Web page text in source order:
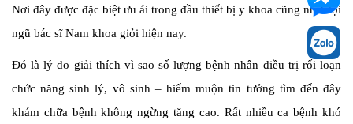
Nơi đây được đặc biệt ưu ái trong đầu thiết bị y khoa cũng như đội
ngũ bác sĩ Nam khoa giỏi hiện nay.
Đó là lý do giải thích vì sao số lượng bệnh nhân điều trị rối loạn
chức năng sinh lý, vô sinh – hiếm muộn tin tưởng tìm đến đây
khám chữa bệnh không ngừng tăng cao. Rất nhiều ca bệnh khó